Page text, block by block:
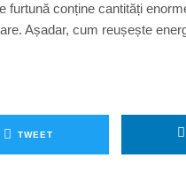
furtună conține cantități
Așadar, cum reușește
TWEET